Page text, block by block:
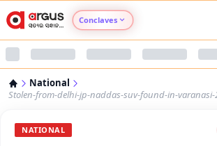
Conclaves
Argus Nari Shakti
National
Stolen-from-delhi-jp-naddas-suv-found-in-varanasi-
NATIONAL